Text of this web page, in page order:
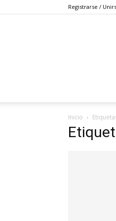
Registrarse /
Inicio